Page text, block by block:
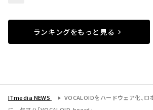
ランキングをもっと見る
ITmedia NEWS
VOCALOIDをハードウェア化、